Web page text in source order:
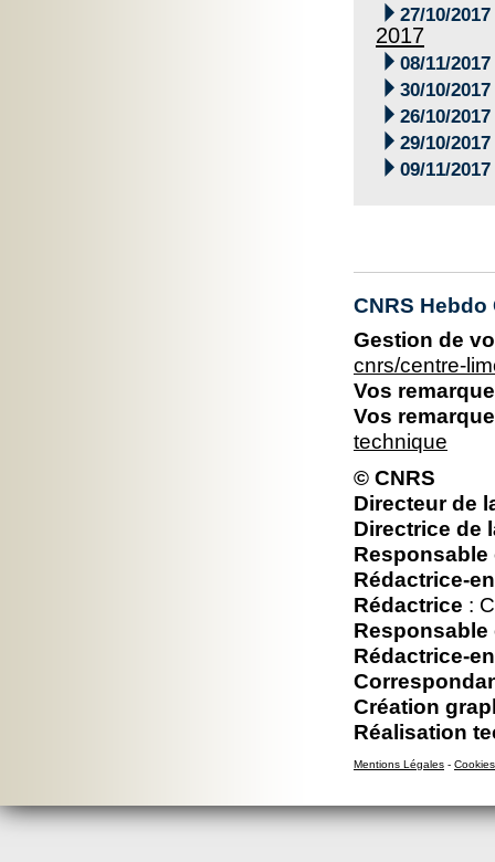
 27/10/2017
2017
 08/11/2017
 30/10/2017
 26/10/2017
 29/10/2017
 09/11/2017
CNRS
Gestion de
cnrs/centre-
Vos
Vos
technique
© CNRS
Directeur de
Directrice de
Rédactrice-
Rédactrice :
Rédactrice-
Création
Réalisation
Mentions Légales - Cookies